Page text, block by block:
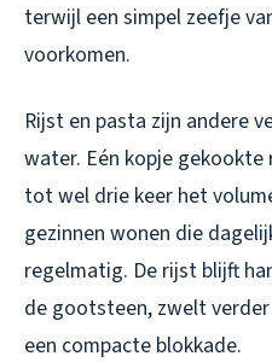
terwijl een simpel zeefje
voorkomen.
Rijst en pasta zijn andere
water. Eén kopje
tot wel drie keer het
gezinnen wonen die
regelmatig. De rijst blijft
de gootsteen, zwelt
een compacte blokkade.